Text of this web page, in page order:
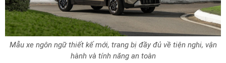
Mẫu xe ngôn ngữ thiết kế mới, trang bị đầy đủ về tiện nghi, vận
hành và tính năng an toàn